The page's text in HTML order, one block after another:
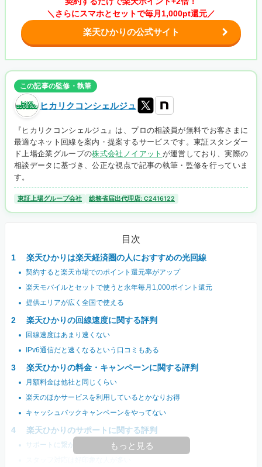
＼さらにスマホとセットで毎月1,000pt還元／
楽天ひかりの公式サイト
この記事の監修・執筆
ヒカリクコンシェルジュ
『ヒカリクコンシェルジュ』は、プロの相談員が無料でお客さまに
最適なネット回線を案内・提案するサービスです。東証スタンダー
ド上場企業グループの株式会社ノイアット が運営しており、実際の
相談データに基づき、公正な視点で記事の執筆・監修を行っていま
す。
東証上場グループ会社 総務省届出代理店: C2416122
目次
楽天ひかりは楽天経済圏の人におすすめの光回線
契約すると楽天市場でのポイント還元率がアップ
楽天モバイルとセットで使うと永年毎月1,000ポイント還元
提供エリアが広く全国で使える
楽天ひかりの回線速度に関する評判
回線速度はあまり速くない
IPv6通信だと速くなるという口コミもある
楽天ひかりの料金・キャンペーンに関する評判
月額料金は他社と同じくらい
楽天のほかサービスを利用しているとかなりお得
キャッシュバックキャンペーンをやってない
楽天ひかりのサポートに関する評判
サポートに繋がるのに時間がかかる
もっと見る